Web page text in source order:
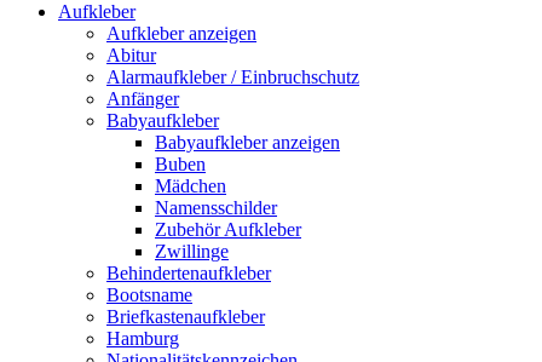
Aufkleber
Aufkleber anzeigen
Abitur
Alarmaufkleber / Einbruchschutz
Anfänger
Babyaufkleber
Babyaufkleber anzeigen
Buben
Mädchen
Namensschilder
Zubehör Aufkleber
Zwillinge
Behindertenaufkleber
Bootsname
Briefkastenaufkleber
Hamburg